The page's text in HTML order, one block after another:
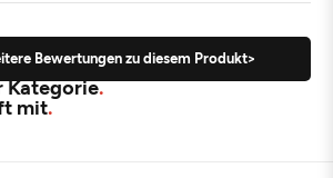
Bewertungen zu diesem Produkt>
Kategorie
mit